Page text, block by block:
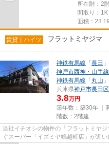
所在階：2
間取り：1K
面積：
賃貸｜ハイツ フラットミヤジマ
神鉄有馬線 「 長田
神戸市西神・山手線
神鉄有馬線 「 丸山
兵庫県神戸市長田区
3.8万円
築年数：築30年 ｜
階数：2階建
当社イチオシの物件の「フラットミヤ
ぐスーパー「イズミヤ鵯越町店」が近